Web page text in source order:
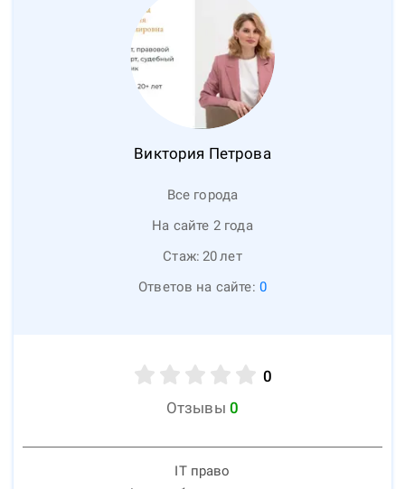
Виктория Петрова
Все города
На сайте 2 года
Стаж: 20лет
Ответов на сайте: 0
0
Отзывы 0
IT право